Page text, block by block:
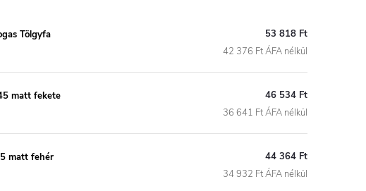
Tölgyfa
53 818 Ft
42 376 Ft ÁFA nélkül
matt fekete
46 534 Ft
36 641 Ft ÁFA nélkül
matt fehér
44 364 Ft
34 932 Ft ÁFA nélkül